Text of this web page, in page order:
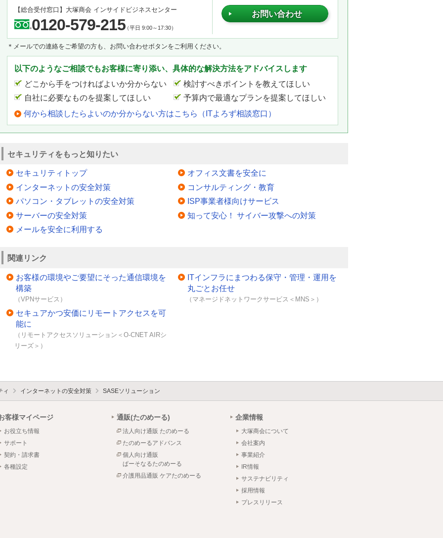
【総合受付窓口】 大塚商会 インサイドビジネスセンター
0120-579-215（平日 9:00～17:30）
お問い合わせ
＊メールでの連絡をご希望の方も、お問い合わせボタンをご利用ください。
以下のようなご相談でもお客様に寄り添い、具体的な解決方法をアドバイスします
どこから手をつければよいか分からない
検討すべきポイントを教えてほしい
自社に必要なものを提案してほしい
予算内で最適なプランを提案してほしい
何から相談したらよいのか分からない方はこちら（ITよろず相談窓口）
セキュリティをもっと知りたい
セキュリティトップ
インターネットの安全対策
パソコン・タブレットの安全対策
サーバーの安全対策
メールを安全に利用する
オフィス文書を安全に
コンサルティング・教育
ISP事業者様向けサービス
知って安心！ サイバー攻撃への対策
関連リンク
お客様の環境やご要望にそった通信環境を
構築
（VPNサービス）
セキュアかつ安価にリモートアクセスを可
能に
（リモートアクセスソリューション＜O-CNET AIRシ
リーズ＞）
ITインフラにまつわる保守・管理・運用を
丸ごとお任せ
（マネージドネットワークサービス＜MNS＞）
ィ インターネットの安全対策 SASEソリューション
客様マイページ
お役立ち情報
サポート
契約・請求書
各種設定
通販(たのめーる)
法人向け通販 たのめーる
たのめーるアドバンス
個人向け通販
ぱーそなるたのめーる
介護用品通販 ケアたのめーる
企業情報
大塚商会について
会社案内
事業紹介
IR情報
サステナビリティ
採用情報
プレスリリース